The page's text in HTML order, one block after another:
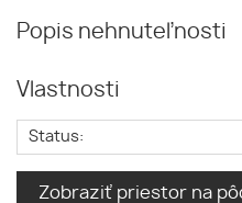
Popis nehnuteľnosti
Vlastnosti
Status:
Zobraziť priestor na